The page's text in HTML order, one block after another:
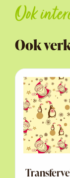
Ook
Ook